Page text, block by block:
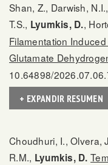
Shan, Z., Darwish,
T.S., Lyumkis, D.,
Filamentation
Glutamate
10.64898/
+ EXPANDIR RESUMEN
Choudhuri, I., Olvera,
R.M., Lyumkis, D.